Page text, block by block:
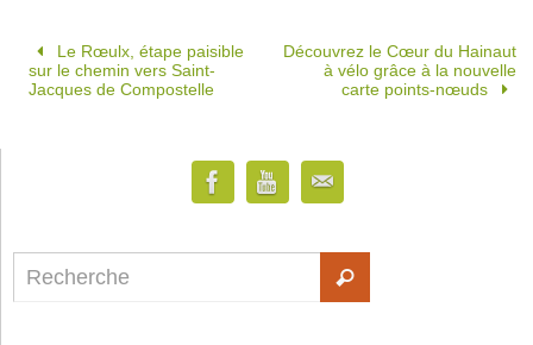
Le Rœulx, étape paisible
sur le chemin vers Saint-
Jacques de Compostelle
Découvrez le Cœur du Hainaut
à vélo grâce à la nouvelle
carte points-nœuds